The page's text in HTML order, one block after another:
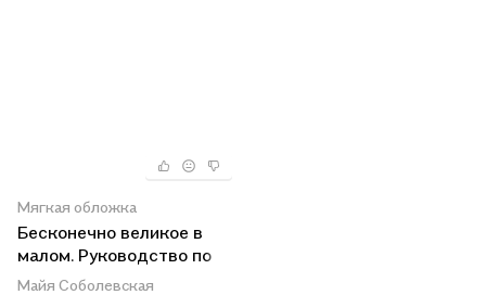
Мягкая обложка
Бесконечно великое в
малом. Руководство по
божественному
Майя Соболевская